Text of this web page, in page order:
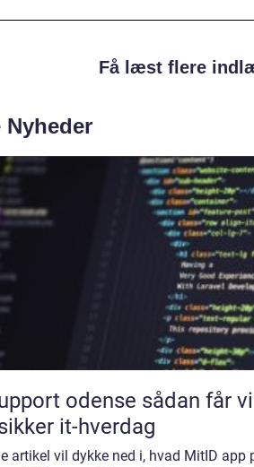
Få læst flere
Nyheder
sådan får virksomheder stabil
it-hverdag
artikel vil dykke ned i, hvad MitID app